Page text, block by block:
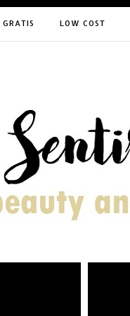
GRATIS LOW COST